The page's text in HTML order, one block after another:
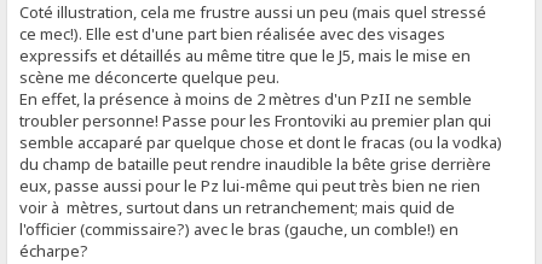
Coté illustration, cela me frustre aussi un peu (mais quel stressé
ce mec!). Elle est d'une part bien réalisée avec des visages
expressifs et détaillés au même titre que le J5, mais le mise en
scène me déconcerte quelque peu.
En effet, la présence à moins de 2 mètres d'un PzII ne semble
troubler personne! Passe pour les Frontoviki au premier plan qui
semble accaparé par quelque chose et dont le fracas (ou la vodka)
du champ de bataille peut rendre inaudible la bête grise derrière
eux, passe aussi pour le Pz lui-même qui peut très bien ne rien
voir à mètres, surtout dans un retranchement; mais quid de
l'officier (commissaire?) avec le bras (gauche, un comble!) en
écharpe?